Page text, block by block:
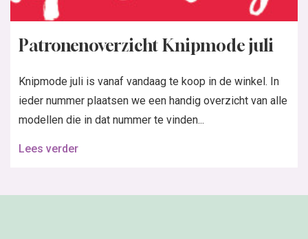
Patronenoverzicht Knipmode juli
Knipmode juli is vanaf vandaag te koop in de winkel. In
ieder nummer plaatsen we een handig overzicht van alle
modellen die in dat nummer te vinden...
Lees verder